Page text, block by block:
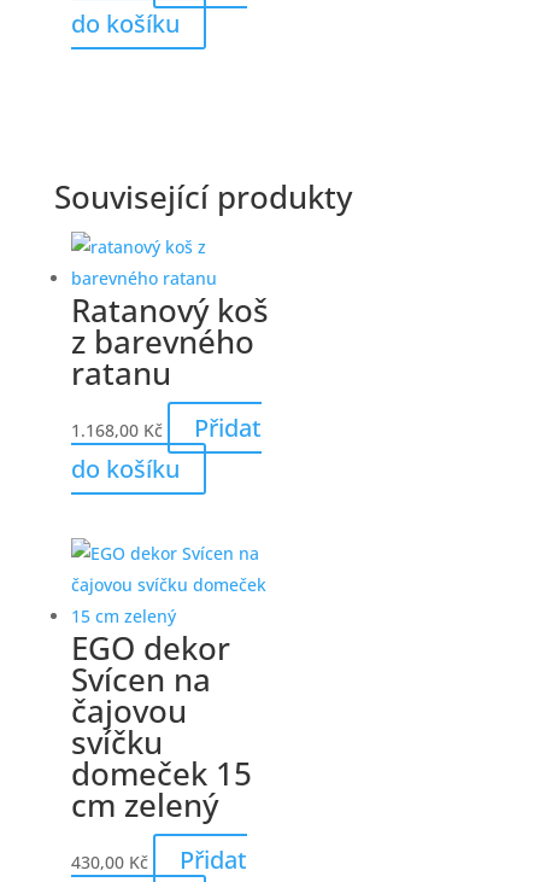
do košíku
Související produkty
Ratanový koš
z barevného
ratanu
1.168,00 Kč
Přidat
do košíku
EGO dekor
Svícen na
čajovou
svíčku
domeček 15
cm zelený
430,00 Kč
Přidat